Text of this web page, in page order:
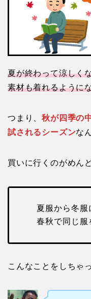
夏が終わって涼しく
素材も着れるように
つまり、秋が四季の
試されるシーズンな
買いに行くのがめん
夏服から冬服
春秋で同じ服
こんなことをしちゃ